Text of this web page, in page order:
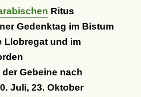
Ritus
Gedenktag im Bistum
Llobregat und im
Gebeine nach
Juli, 23. Oktober